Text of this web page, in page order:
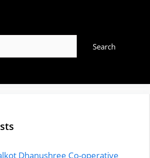
Search
Dhanushree Co-operative